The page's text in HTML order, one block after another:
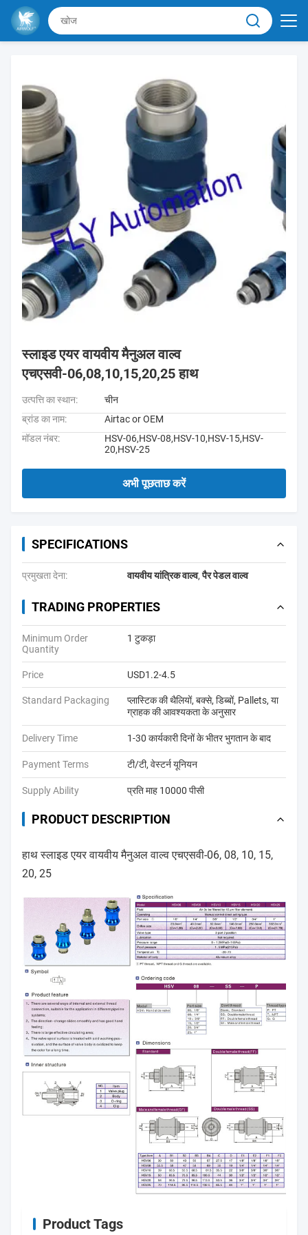
स्लाइड एयर वायवीय मैनुअल वाल्व
एचएसवी-06,08,10,15,20,25 हाथ
उत्पत्ति का स्थान:
चीन
ब्रांड का नाम:
Airtac or OEM
मॉडल नंबर:
HSV-06,HSV-08,HSV-10,HSV-15,HSV-
20,HSV-25
अभी पूछताछ करें
SPECIFICATIONS
प्रमुखता देना: वायवीय यांत्रिक वाल्व,पैर पेडल वाल्व
TRADING PROPERTIES
Minimum Order
Quantity
1 टुकड़ा
Price USD1.2-4.5
Standard Packaging
प्लास्टिक की थैलियों, बक्से, डिब्बों, Pallets, या
ग्राहक की आवश्यकता के अनुसार
Delivery Time 1-30 कार्यकारी दिनों के भीतर भुगतान के बाद
Payment Terms टी/टी, वेस्टर्न यूनियन
Supply Ability प्रति माह 10000 पीसी
PRODUCT DESCRIPTION
हाथ स्लाइड एयर वायवीय मैनुअल वाल्व एचएसवी-06, 08, 10, 15,
20, 25
Product Tags